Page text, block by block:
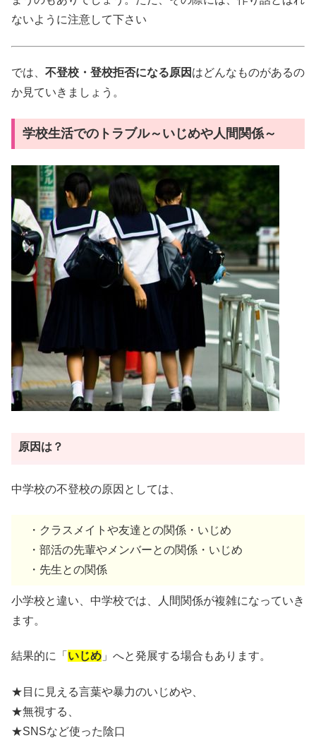
ないように注意して下さい
では、 不登校・登校拒否になる原因 はどんなものがあるの
か見ていきましょう。
学校生活でのトラブル～いじめや人間関係～
原因は？
中学校の不登校の原因としては、
・クラスメイトや友達との関係・いじめ
・部活の先輩やメンバーとの関係・いじめ
・先生との関係
小学校と違い、中学校では、人間関係が複雑になっていき
ます。
結果的に「 いじめ 」へと発展する場合もあります。
★目に見える言葉や暴力のいじめや、
★無視する、
★SNSなど使った陰口